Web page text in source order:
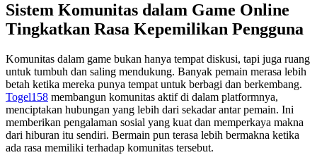
Sistem Komunitas dalam Game Online
Tingkatkan Rasa Kepemilikan Pengguna
Komunitas dalam game bukan hanya tempat diskusi, tapi juga ruang
untuk tumbuh dan saling mendukung. Banyak pemain merasa lebih
betah ketika mereka punya tempat untuk berbagi dan berkembang.
Togel158 membangun komunitas aktif di dalam platformnya,
menciptakan hubungan yang lebih dari sekadar antar pemain. Ini
memberikan pengalaman sosial yang kuat dan memperkaya makna
dari hiburan itu sendiri. Bermain pun terasa lebih bermakna ketika
ada rasa memiliki terhadap komunitas tersebut.